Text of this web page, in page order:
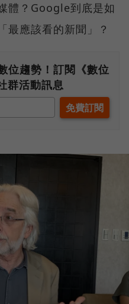
體？Google到底是如
最應該看的新聞」？
位趨勢！訂閱《數位
群活動訊息